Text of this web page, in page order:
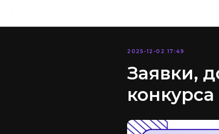
2025-12-02 17:49
Заявки,